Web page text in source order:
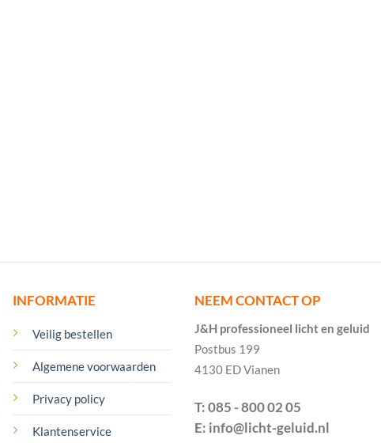
INFORMATIE
Veilig bestellen
Algemene voorwaarden
Privacy policy
Klantenservice
NEEM CONTACT OP
J&H professioneel licht en geluid
Postbus 199
4130 ED Vianen
T: 085 - 800 02 05
E: info@licht-geluid.nl